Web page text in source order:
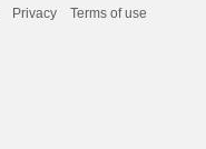
Privacy Terms of use